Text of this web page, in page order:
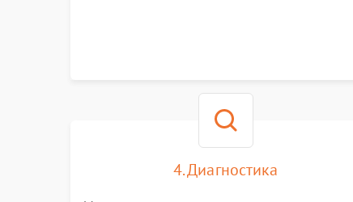
4. Диагностика